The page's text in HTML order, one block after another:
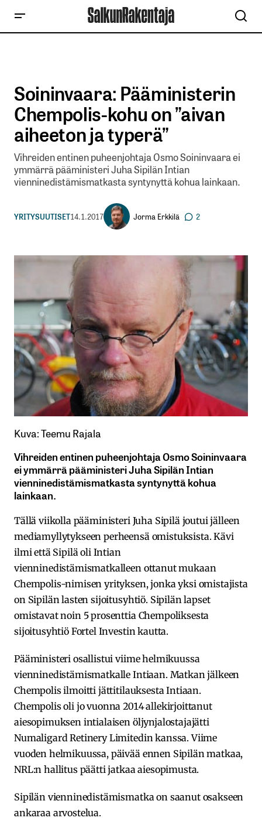
Soininvaara: Pääministerin
Chempolis-kohu on ”aivan
aiheeton ja typerä”
Vihreiden entinen puheenjohtaja Osmo Soininvaara ei
ymmärrä pääministeri Juha Sipilän Intian
vienninedistämismatkasta syntynyttä kohua lainkaan.
YRITYSUUTISET14.1.2017 Jorma Erkkilä 2
Kuva: Teemu Rajala
Vihreiden entinen puheenjohtaja Osmo Soininvaara
ei ymmärrä pääministeri Juha Sipilän Intian
vienninedistämismatkasta syntynyttä kohua
lainkaan.
Tällä viikolla pääministeri Juha Sipilä joutui jälleen
mediamyllytykseen perheensä omistuksista. Kävi
ilmi että Sipilä oli Intian
vienninedistämismatkalleen ottanut mukaan
Chempolis-nimisen yrityksen, jonka yksi omistajista
on Sipilän lasten sijoitusyhtiö. Sipilän lapset
omistavat noin 5 prosenttia Chempoliksesta
sijoitusyhtiö Fortel Investin kautta.
Pääministeri osallistui viime helmikuussa
vienninedistämismatkalle Intiaan. Matkan jälkeen
Chempolis ilmoitti jättitilauksesta Intiaan.
Chempolis oli jo vuonna 2014 allekirjoittanut
aiesopimuksen intialaisen öljynjalostajajätti
Numaligard Retinery Limitedin kanssa. Viime
vuoden helmikuussa, päivää ennen Sipilän matkaa,
NRL:n hallitus päätti jatkaa aiesopimusta.
Sipilän vienninedistämismatka on saanut osakseen
ankaraa arvostelua.